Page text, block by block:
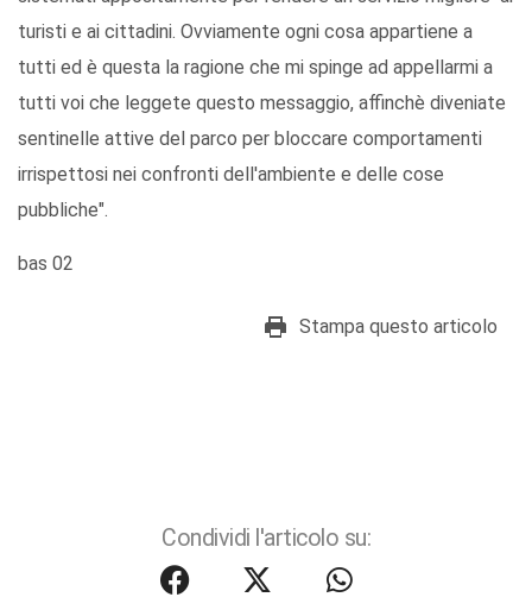
turisti e ai cittadini. Ovviamente ogni cosa appartiene a
tutti ed è questa la ragione che mi spinge ad appellarmi a
tutti voi che leggete questo messaggio, affinchè diveniate
sentinelle attive del parco per bloccare comportamenti
irrispettosi nei confronti dell'ambiente e delle cose
pubbliche".
bas 02
Stampa questo articolo
Condividi l'articolo su: